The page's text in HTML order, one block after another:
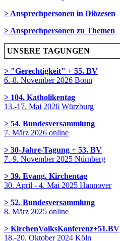
> Ansprechpersonen in Diözesen
> Ansprechpersonen zu Themen
UNSERE TAGUNGEN
> "Gerechtigkeit" + 55. BV
6.-8. November 2026 Bonn
> 104. Katholikentag
13.-17. Mai 2026 Würzburg
> 54. Bundesversammlung
7. März 2026 online
> 30-Jahre-Tagung + 53. BV
7.-9. November 2025 Nürnberg
> 39. Evang. Kirchentag
30. April - 4. Mai 2025 Hannover
> 52. Bundesversammlung
8. März 2025 online
> KirchenVolksKonferenz+51.BV
18.-20. Oktober 2024 Köln